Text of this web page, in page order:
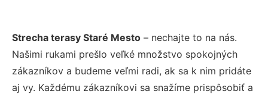
Strecha terasy Staré Mesto – nechajte to na nás.
Našimi rukami prešlo veľké množstvo spokojných
zákazníkov a budeme veľmi radi, ak sa k nim pridáte
aj vy. Každému zákazníkovi sa snažíme prispôsobiť a